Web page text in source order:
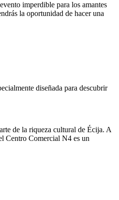
imperdible para los amantes
la oportunidad de hacer una
diseñada para descubrir
de la riqueza cultural de Écija. A
Centro Comercial N4 es un